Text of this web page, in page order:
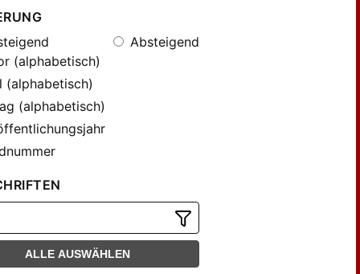
Absteigend
(alphabetisch)
(alphabetisch)
(alphabetisch)
ALLE AUSWÄHLEN